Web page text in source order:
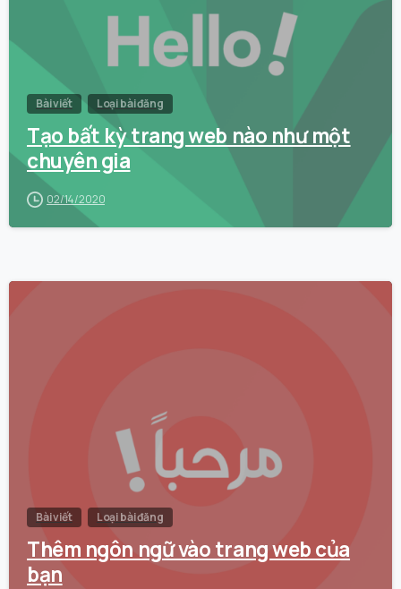
Bài viết Loại bài đăng
Tạo bất kỳ trang web nào như một
chuyên gia
02/14/2020
Bài viết Loại bài đăng
Thêm ngôn ngữ vào trang web của
bạn